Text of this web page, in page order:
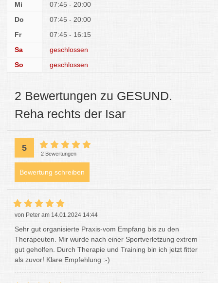
Mi
07:45 - 20:00
Do
07:45 - 20:00
Fr
07:45 - 16:15
Sa
geschlossen
So
geschlossen
2 Bewertungen zu GESUND.
Reha rechts der Isar
5
2 Bewertungen
Bewertung schreiben
von Peter am 14.01.2024 14:44
Sehr gut organisierte Praxis-vom Empfang bis zu den
Therapeuten. Mir wurde nach einer Sportverletzung extrem
gut geholfen. Durch Therapie und Training bin ich jetzt fitter
als zuvor! Klare Empfehlung :-)